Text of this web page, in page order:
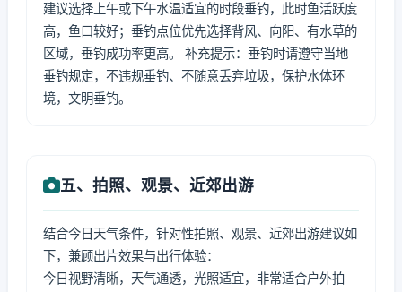
建议选择上午或下午水温适宜的时段垂钓，此时鱼活跃度
高，鱼口较好；垂钓点位优先选择背风、向阳、有水草的
区域，垂钓成功率更高。 补充提示：垂钓时请遵守当地
垂钓规定，不违规垂钓、不随意丢弃垃圾，保护水体环
境，文明垂钓。
五、拍照、观景、近郊出游
结合今日天气条件，针对性拍照、观景、近郊出游建议如
下，兼顾出片效果与出行体验：
今日视野清晰，天气通透，光照适宜，非常适合户外拍